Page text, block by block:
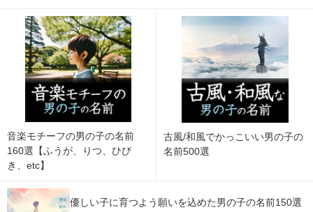
音楽モチーフの男の子の名前
160選【ふうが、りつ、ひび
き、etc】
古風/和風でかっこいい男の子の
名前500選
優しい子に育つよう願いを込めた男の子の名前150選